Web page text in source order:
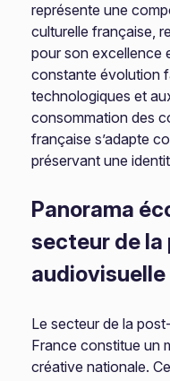
représente une
culturelle française,
pour son excellence
constante évolution
technologiques et
consommation des
française s’adapte
préservant une
Panorama
secteur de
audiovisuelle
Le secteur de la
France constitue un
créative nationale.